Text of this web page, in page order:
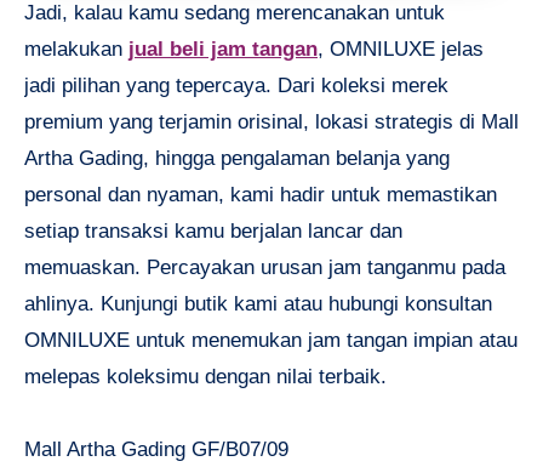
Jadi, kalau kamu sedang merencanakan untuk
melakukan jual beli jam tangan, OMNILUXE jelas
jadi pilihan yang tepercaya. Dari koleksi merek
premium yang terjamin orisinal, lokasi strategis di Mall
Artha Gading, hingga pengalaman belanja yang
personal dan nyaman, kami hadir untuk memastikan
setiap transaksi kamu berjalan lancar dan
memuaskan. Percayakan urusan jam tanganmu pada
ahlinya. Kunjungi butik kami atau hubungi konsultan
OMNILUXE untuk menemukan jam tangan impian atau
melepas koleksimu dengan nilai terbaik.
Mall Artha Gading GF/B07/09